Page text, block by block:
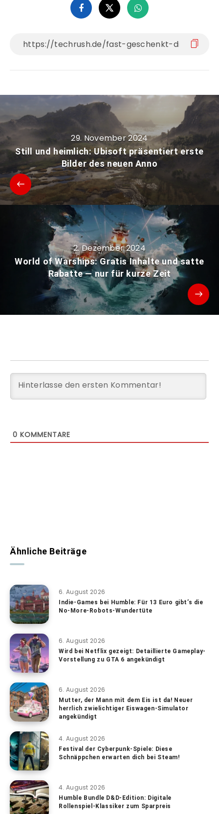
29. November 2024
Still und heimlich: Ubisoft präsentiert erste
Bilder des neuen Anno
2. Dezember 2024
World of Warships: Gratis Inhalte und satte
Rabatte — nur für kurze Zeit
0 KOMMENTARE
Ähnliche Beiträge
6. August 2026
Indie-Games bei Humble: Für 13 Euro gibt’s die
No-More-Robots-Wundertüte
6. August 2026
Wird bei Netflix gezeigt: Detaillierte Gameplay-
Vorstellung zu GTA 6 angekündigt
6. August 2026
Mutter, der Mann mit dem Eis ist da! Neuer
herrlich zwielichtiger Eiswagen-Simulator
angekündigt
4. August 2026
Festival der Cyberpunk-Spiele: Diese
Schnäppchen erwarten dich bei Steam!
4. August 2026
Humble Bundle D&D-Edition: Digitale
Rollenspiel-Klassiker zum Sparpreis